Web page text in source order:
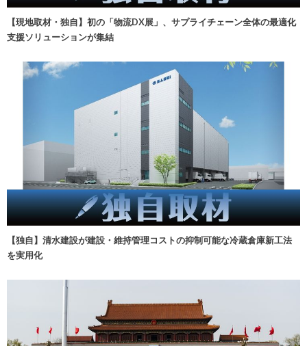
【現地取材・独自】初の「物流DX展」、サプライチェーン全体の最適化
支援ソリューションが集結
【独自】清水建設が建設・維持管理コストの抑制可能な冷蔵倉庫新工法
を実用化